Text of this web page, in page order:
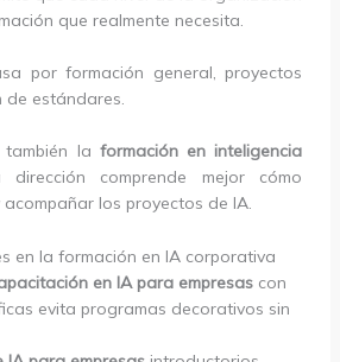
que realmente necesita.
por formación general, proyectos
de estándares.
la formación en inteligencia
comprende mejor cómo
los proyectos de IA.
en la formación en IA corporativa
en IA para empresascon
evita programas decorativos sin